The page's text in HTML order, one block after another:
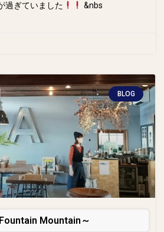
過ぎていました
&nbs
BLOG
Mountain～